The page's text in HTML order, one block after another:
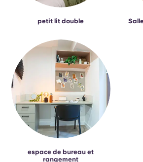
petit lit double
espace de bureau et
rangement